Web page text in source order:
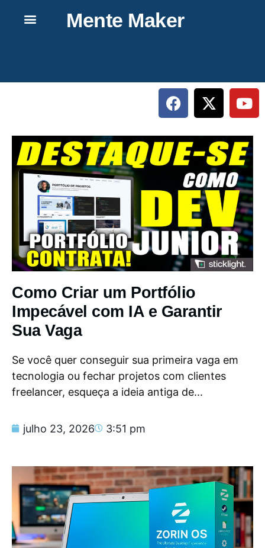
Mente Maker
Como Criar um Portfólio
Impecável com IA e Garantir
Sua Vaga
Se você quer conseguir sua primeira vaga em
tecnologia ou fechar projetos com clientes
freelancer, esqueça a ideia antiga de...
julho 23, 2026 3:51 pm